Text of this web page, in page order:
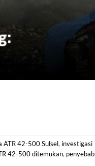
ATR 42-500 Sulsel, investigasi
42-500 ditemukan, penyebab